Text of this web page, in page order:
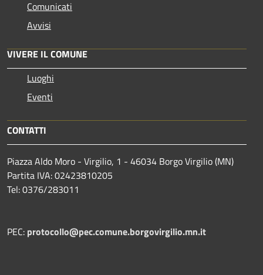
Comunicati
Avvisi
VIVERE IL COMUNE
Luoghi
Eventi
CONTATTI
Piazza Aldo Moro - Virgilio, 1 - 46034 Borgo Virgilio (MN)
Partita IVA: 02423810205
Tel: 0376/283011
PEC: protocollo@pec.comune.borgovirgilio.mn.it